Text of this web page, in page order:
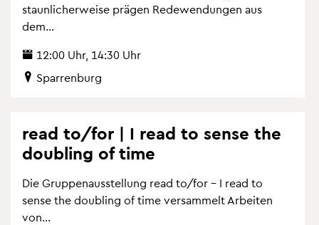
staun­li­cher­wei­se prä­gen Re­de­wen­dun­gen aus
dem...
12:00 Uhr, 14:30 Uhr
Spar­ren­burg
read to/for | I read to sense the
dou­bling of time
Die Grup­pen­aus­stel­lung read to/for – I read to
sense the dou­bling of time ver­sam­melt Ar­bei­ten
von...